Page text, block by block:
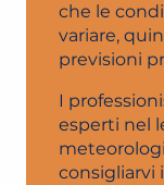
che le
variare,
previsioni
I
esperti nel
consigliarvi